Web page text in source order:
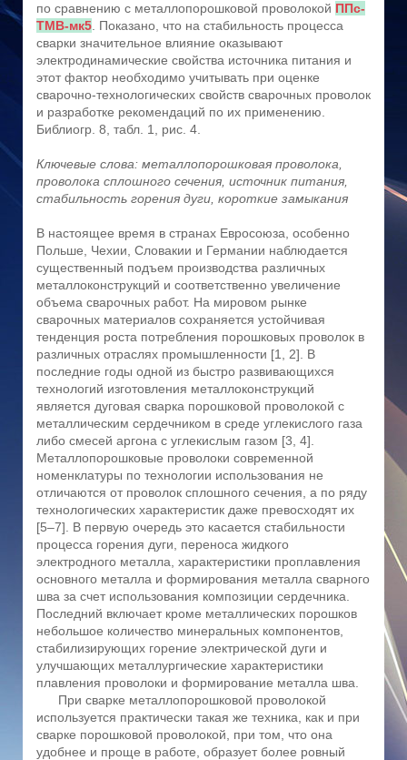
по сравнению с металлопорошковой проволокой ППс-
ТМВ-мк5 . Показано, что на стабильность процесса
сварки значительное влияние оказывают
электродинамические свойства источника питания и
этот фактор необходимо учитывать при оценке
сварочно-технологических свойств сварочных проволок
и разработке рекомендаций по их применению.
Библиогр. 8, табл. 1, рис. 4.
Ключевые слова: металлопорошковая проволока,
проволока сплошного сечения, источник питания,
стабильность горения дуги, короткие замыкания
В настоящее время в странах Евросоюза, особенно
Польше, Чехии, Словакии и Германии наблюдается
существенный подъем производства различных
металлоконструкций и соответственно увеличение
объема сварочных работ. На мировом рынке
сварочных материалов сохраняется устойчивая
тенденция роста потребления порошковых проволок в
различных отраслях промышленности [1, 2]. В
последние годы одной из быстро развивающихся
технологий изготовления металлоконструкций
является дуговая сварка порошковой проволокой с
металлическим сердечником в среде углекислого газа
либо смесей аргона с углекислым газом [3, 4].
Металлопорошковые проволоки современной
номенклатуры по технологии использования не
отличаются от проволок сплошного сечения, а по ряду
технологических характеристик даже превосходят их
[5–7]. В первую очередь это касается стабильности
процесса горения дуги, переноса жидкого
электродного металла, характеристики проплавления
основного металла и формирования металла сварного
шва за счет использования композиции сердечника.
Последний включает кроме металлических порошков
небольшое количество минеральных компонентов,
стабилизирующих горение электрической дуги и
улучшающих металлургические характеристики
плавления проволоки и формирование металла шва.
При сварке металлопорошковой проволокой
используется практически такая же техника, как и при
сварке порошковой проволокой, при том, что она
удобнее и проще в работе, образует более ровный